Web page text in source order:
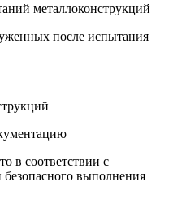
металлоконструкций
после испытания
в соответствии с
выполнения